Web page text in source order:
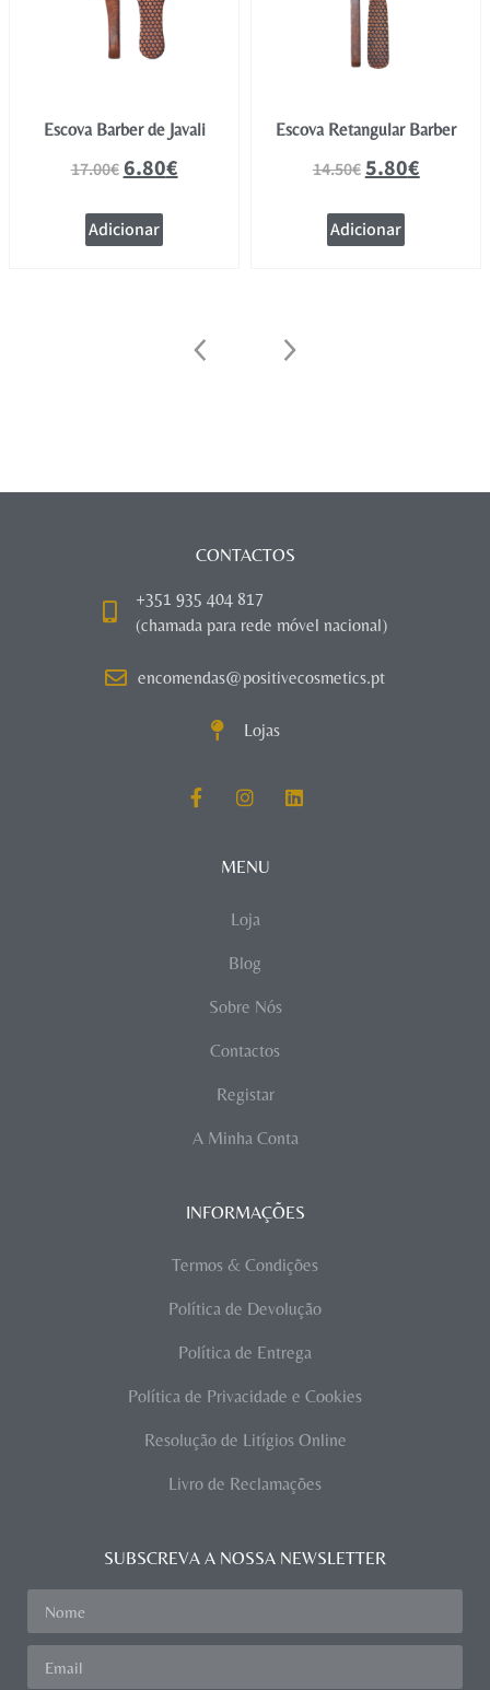
Escova Barber de Javali
17.00€6.80€
Adicionar
Escova Retangular Barber
14.50€5.80€
Adicionar
CONTACTOS
+351 935 404 817
(chamada para rede móvel nacional)
encomendas@positivecosmetics.pt
Lojas
MENU
Loja
Blog
Sobre Nós
Contactos
Registar
A Minha Conta
INFORMAÇÕES
Termos & Condições
Política de Devolução
Política de Entrega
Política de Privacidade e Cookies
Resolução de Litígios Online
Livro de Reclamações
SUBSCREVA A NOSSA NEWSLETTER